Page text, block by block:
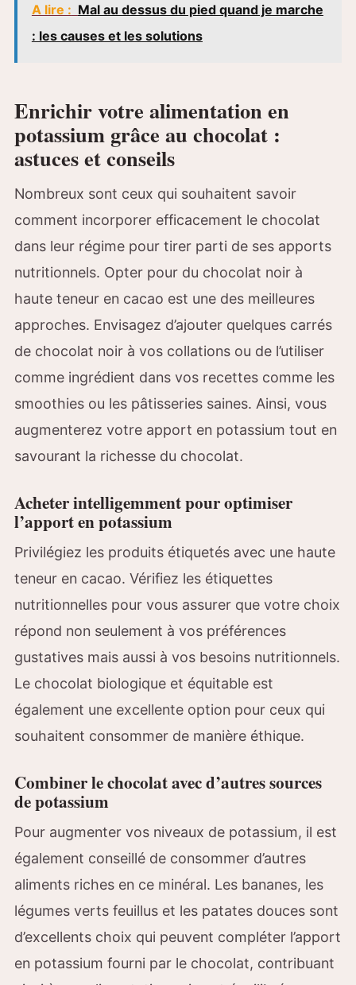
A lire : Mal au dessus du pied quand je marche
: les causes et les solutions
Enrichir votre alimentation en
potassium grâce au chocolat :
astuces et conseils
Nombreux sont ceux qui souhaitent savoir
comment incorporer efficacement le chocolat
dans leur régime pour tirer parti de ses apports
nutritionnels. Opter pour du chocolat noir à
haute teneur en cacao est une des meilleures
approches. Envisagez d’ajouter quelques carrés
de chocolat noir à vos collations ou de l’utiliser
comme ingrédient dans vos recettes comme les
smoothies ou les pâtisseries saines. Ainsi, vous
augmenterez votre apport en potassium tout en
savourant la richesse du chocolat.
Acheter intelligemment pour optimiser
l’apport en potassium
Privilégiez les produits étiquetés avec une haute
teneur en cacao. Vérifiez les étiquettes
nutritionnelles pour vous assurer que votre choix
répond non seulement à vos préférences
gustatives mais aussi à vos besoins nutritionnels.
Le chocolat biologique et équitable est
également une excellente option pour ceux qui
souhaitent consommer de manière éthique.
Combiner le chocolat avec d’autres sources
de potassium
Pour augmenter vos niveaux de potassium, il est
également conseillé de consommer d’autres
aliments riches en ce minéral. Les bananes, les
légumes verts feuillus et les patates douces sont
d’excellents choix qui peuvent compléter l’apport
en potassium fourni par le chocolat, contribuant